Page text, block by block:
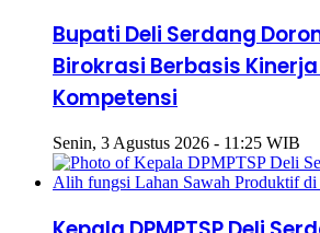
Bupati Deli Serdang
Birokrasi Berbasis
Kompetensi
Senin, 3 Agustus 2026 - 11:25 WIB